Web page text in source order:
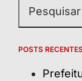
POSTS